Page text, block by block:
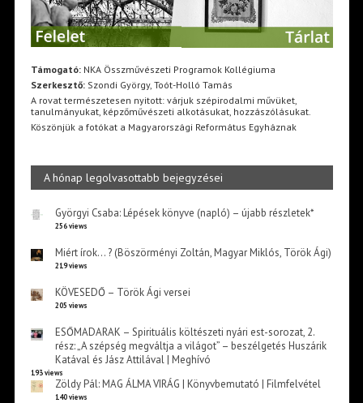
Támogató:NKA Összművészeti Programok Kollégiuma
Szerkesztő:Szondi György, Toót-Holló Tamás
A rovat természetesen nyitott: várjuk szépirodalmi művüket,
tanulmányukat, képzőművészeti alkotásukat, hozzászólásukat.
Köszönjük a fotókat a Magyarországi Református Egyháznak
A hónap legolvasottabb bejegyzései
Györgyi Csaba: Lépések könyve (napló) – újabb részletek*
256 views
Miért írok… ? (Böszörményi Zoltán, Magyar Miklós, Török Ági)
219 views
KÖVESEDŐ – Török Ági versei
205 views
ESŐMADARAK – Spirituális költészeti nyári est-sorozat, 2.
rész: „A szépség megváltja a világot” – beszélgetés Huszárik
Katával és Jász Attilával | Meghívó
193 views
Zöldy Pál: MAG ÁLMA VIRÁG | Könyvbemutató | Filmfelvétel
140 views